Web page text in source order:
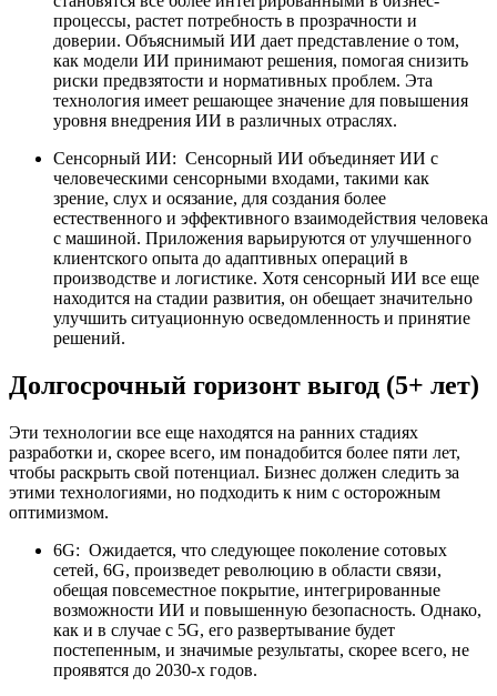
процессы, растет потребность в прозрачности и
доверии. Объяснимый ИИ дает представление о том,
как модели ИИ принимают решения, помогая снизить
риски предвзятости и нормативных проблем. Эта
технология имеет решающее значение для повышения
уровня внедрения ИИ в различных отраслях.
Сенсорный ИИ: Сенсорный ИИ объединяет ИИ с
человеческими сенсорными входами, такими как
зрение, слух и осязание, для создания более
естественного и эффективного взаимодействия человека
с машиной. Приложения варьируются от улучшенного
клиентского опыта до адаптивных операций в
производстве и логистике. Хотя сенсорный ИИ все еще
находится на стадии развития, он обещает значительно
улучшить ситуационную осведомленность и принятие
решений.
Долгосрочный горизонт выгод (5+ лет)
Эти технологии все еще находятся на ранних стадиях
разработки и, скорее всего, им понадобится более пяти лет,
чтобы раскрыть свой потенциал. Бизнес должен следить за
этими технологиями, но подходить к ним с осторожным
оптимизмом.
6G: Ожидается, что следующее поколение сотовых
сетей, 6G, произведет революцию в области связи,
обещая повсеместное покрытие, интегрированные
возможности ИИ и повышенную безопасность. Однако,
как и в случае с 5G, его развертывание будет
постепенным, и значимые результаты, скорее всего, не
проявятся до 2030-х годов.